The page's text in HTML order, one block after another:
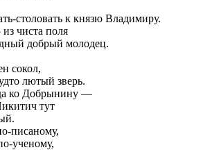
столовать к князю Владимиру.
чиста поля
добрый молодец.
сокол,
лютый зверь.
ко Добрынину —
тут
писаному,
ученому,